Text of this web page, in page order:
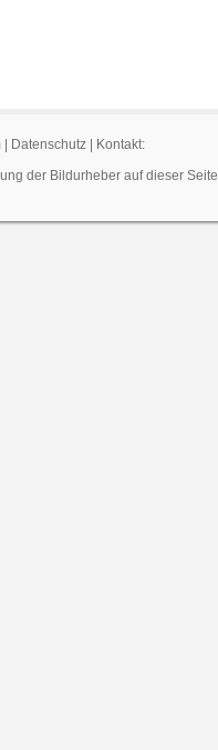
| Datenschutz | Kontakt:
der Bildurheber auf dieser